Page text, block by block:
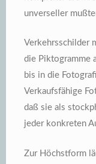
unverseller
Verkehrsschilder
die Piktogramme
bis in die
Verkaufsfähige
daß sie als
jeder konkreten
Zur Höchstform